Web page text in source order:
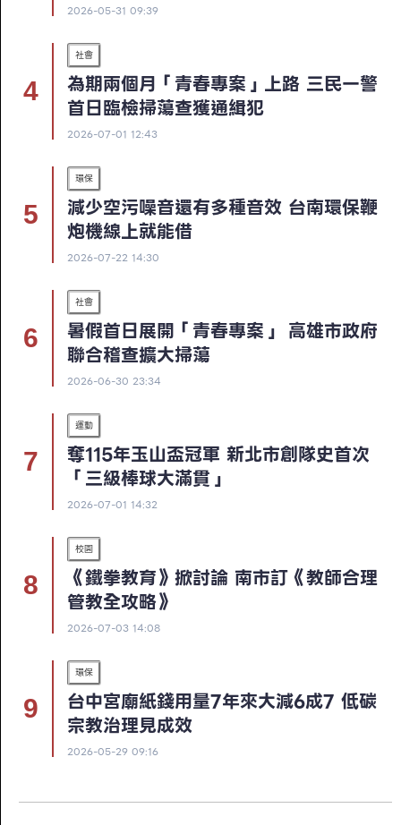
2026-05-31 09:39
社會
為期兩個月「青春專案」上路 三民一警
首日臨檢掃蕩查獲通緝犯
2026-07-01 12:43
環保
減少空污噪音還有多種音效 台南環保鞭
炮機線上就能借
2026-07-22 14:30
社會
暑假首日展開「青春專案」 高雄市政府
聯合稽查擴大掃蕩
2026-06-30 23:34
運動
奪115年玉山盃冠軍 新北市創隊史首次
「三級棒球大滿貫」
2026-07-01 14:32
校園
《鐵拳教育》掀討論 南市訂《教師合理
管教全攻略》
2026-07-03 14:08
環保
台中宮廟紙錢用量7年來大減6成7 低碳
宗教治理見成效
2026-05-29 09:16